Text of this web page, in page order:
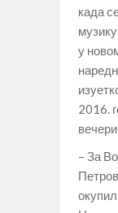
када
у
2016.
– За